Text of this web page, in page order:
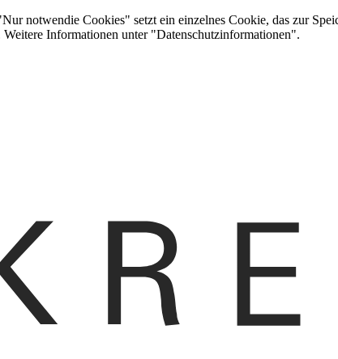
notwendie Cookies" setzt ein einzelnes Cookie, das zur
Informationen unter "Datenschutzinformationen".